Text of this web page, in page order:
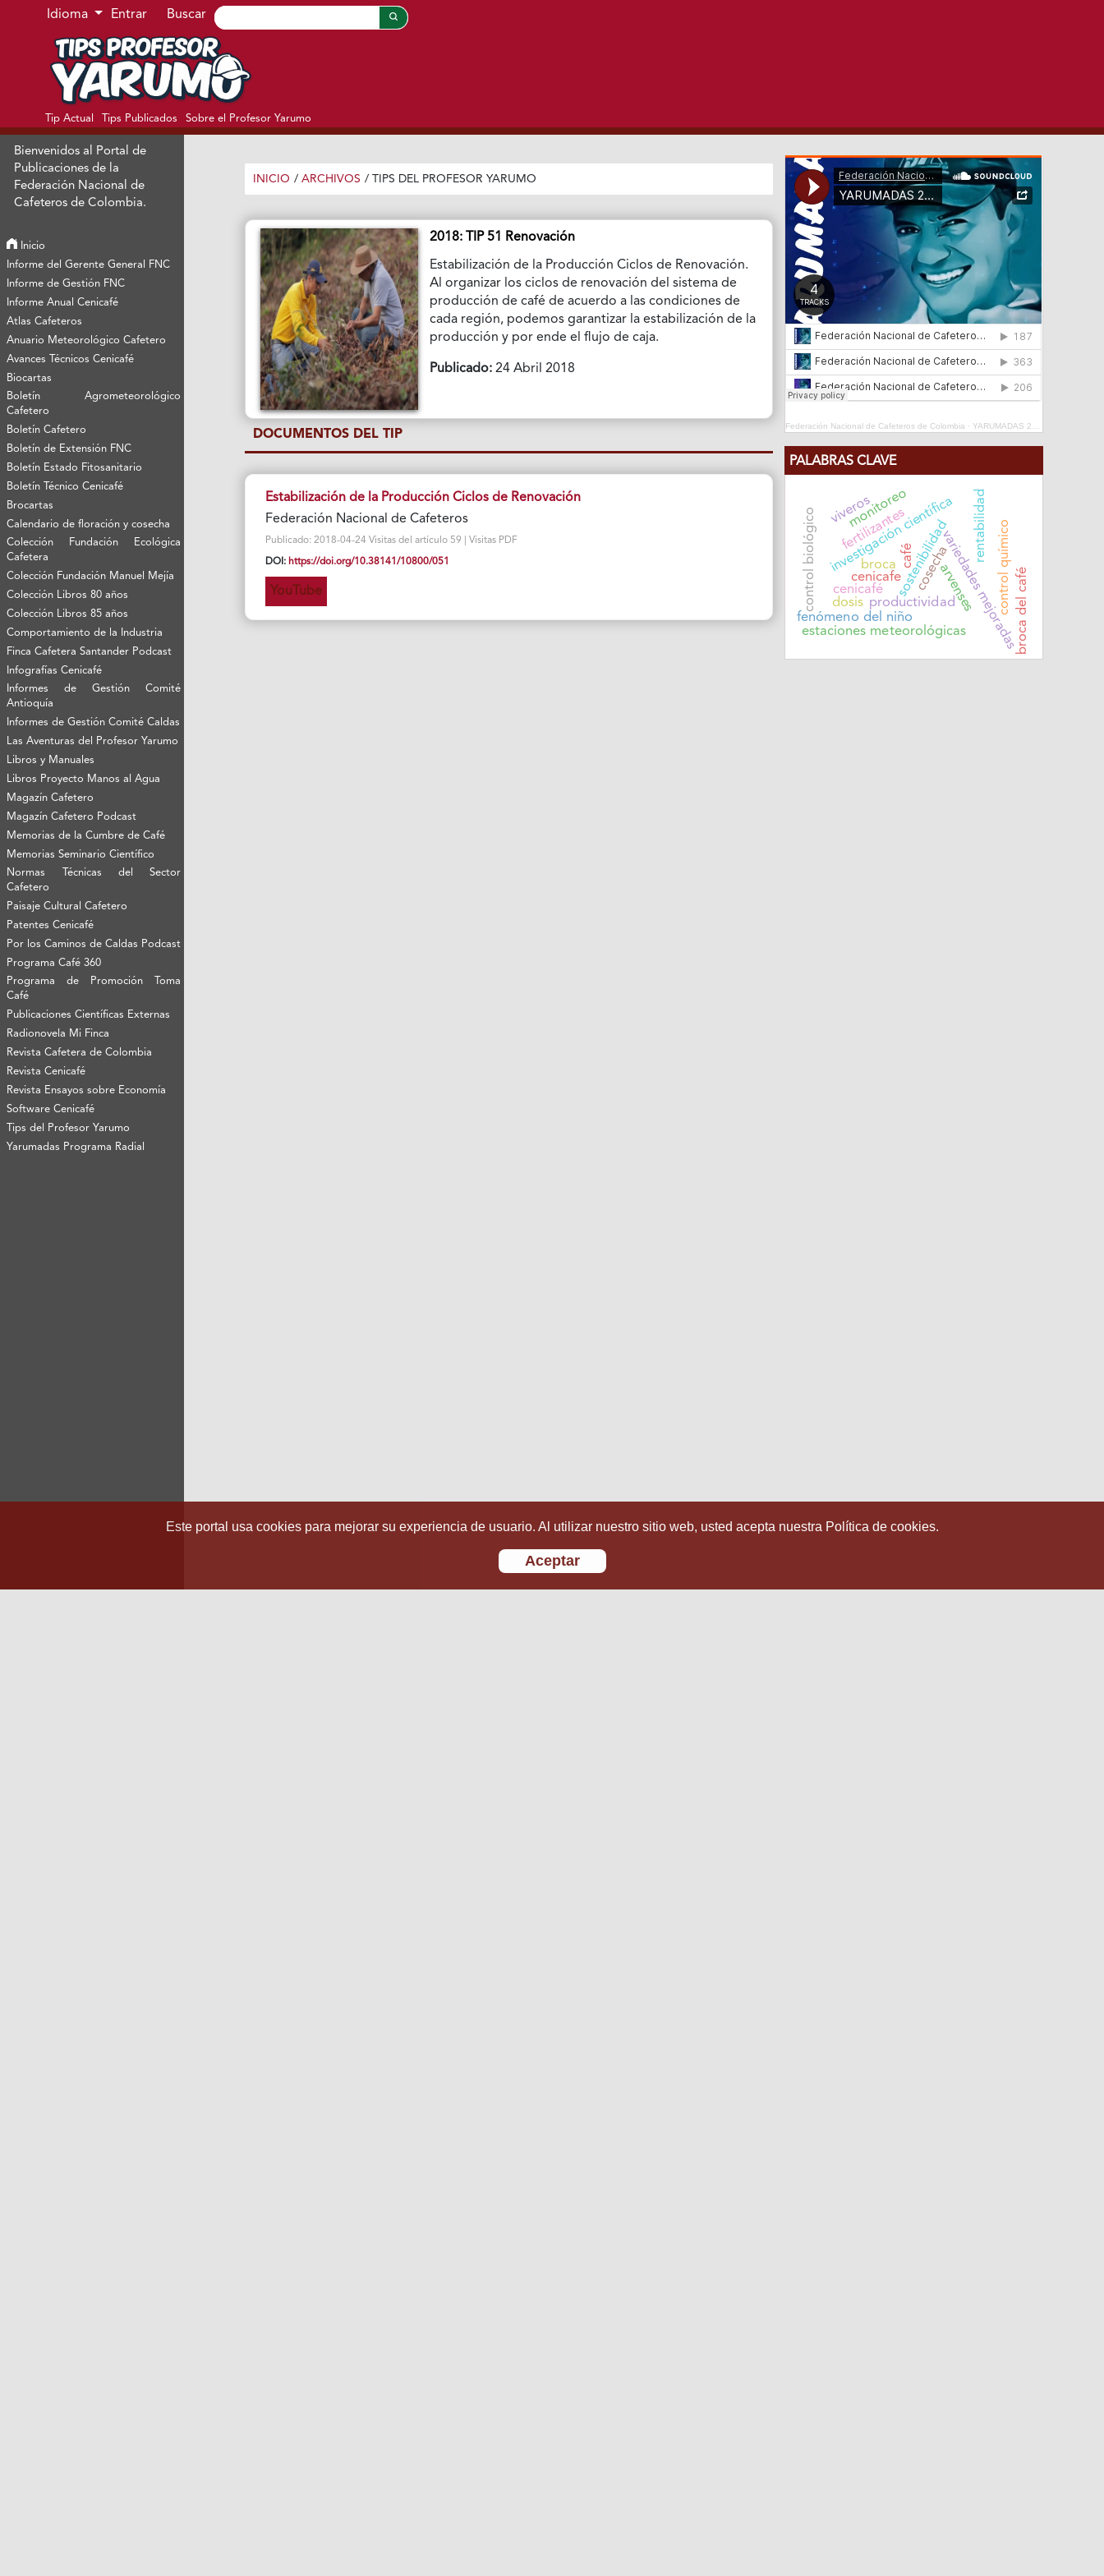
Ir al menú de navegación principal
Ir al contenido principal
Ir al pie de página del sitio
Idioma Entrar Buscar
Tip Actual Tips Publicados Sobre el Profesor Yarumo
Bienvenidos al Portal de
Publicaciones de la
Federación Nacional de
Cafeteros de Colombia.
Inicio
Informe del Gerente General FNC
Informe de Gestión FNC
Informe Anual Cenicafé
Atlas Cafeteros
Anuario Meteorológico Cafetero
Avances Técnicos Cenicafé
Biocartas
Boletín Agrometeorológico
Cafetero
Boletín Cafetero
Boletín de Extensión FNC
Boletín Estado Fitosanitario
Boletín Técnico Cenicafé
Brocartas
Calendario de floración y cosecha
Colección Fundación Ecológica
Cafetera
Colección Fundación Manuel Mejía
Colección Libros 80 años
Colección Libros 85 años
Comportamiento de la Industria
Finca Cafetera Santander Podcast
Infografías Cenicafé
Informes de Gestión Comité
Antioquía
Informes de Gestión Comité Caldas
Las Aventuras del Profesor Yarumo
Libros y Manuales
Libros Proyecto Manos al Agua
Magazín Cafetero
Magazín Cafetero Podcast
Memorias de la Cumbre de Café
Memorias Seminario Científico
Normas Técnicas del Sector
Cafetero
Paisaje Cultural Cafetero
Patentes Cenicafé
Por los Caminos de Caldas Podcast
Programa Café 360
Programa de Promoción Toma
Café
Publicaciones Científicas Externas
Radionovela Mi Finca
Revista Cafetera de Colombia
Revista Cenicafé
Revista Ensayos sobre Economía
Software Cenicafé
Tips del Profesor Yarumo
Yarumadas Programa Radial
INICIO / ARCHIVOS / TIPS DEL PROFESOR YARUMO
2018: TIP 51 Renovación
Estabilización de la Producción Ciclos de Renovación.
Al organizar los ciclos de renovación del sistema de
producción de café de acuerdo a las condiciones de
cada región, podemos garantizar la estabilización de la
producción y por ende el flujo de caja.
Publicado: 24 Abril 2018
DOCUMENTOS DEL TIP
Estabilización de la Producción Ciclos de Renovación
Federación Nacional de Cafeteros
Publicado: 2018-04-24 Visitas del artículo 59 | Visitas PDF
DOI: https://doi.org/10.38141/10800/051
YouTube
Federación Nacional de Cafeteros de Colombia ·YARUMADAS 2024
PALABRAS CLAVE
investigación científica
sostenibilidad
productividad
cenicafé variedades mejoradas
rentabilidad
fenómeno del niño
broca arvenses
control biológico
estaciones meteorológicas
cenicafe
fertilizantes
dosis
monitoreo
control químicobroca del café
cosecha
café
viveros
Este portal usa cookies para mejorar su experiencia de usuario. Al utilizar nuestro sitio web, usted acepta nuestra Política de cookies.
Aceptar